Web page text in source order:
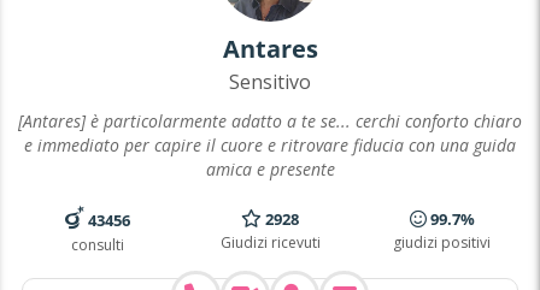
Antares
Sensitivo
[Antares] è particolarmente adatto a te se... cerchi conforto chiaro
e immediato per capire il cuore e ritrovare fiducia con una guida
amica e presente
43456
consulti
2928
Giudizi ricevuti
99.7%
giudizi positivi